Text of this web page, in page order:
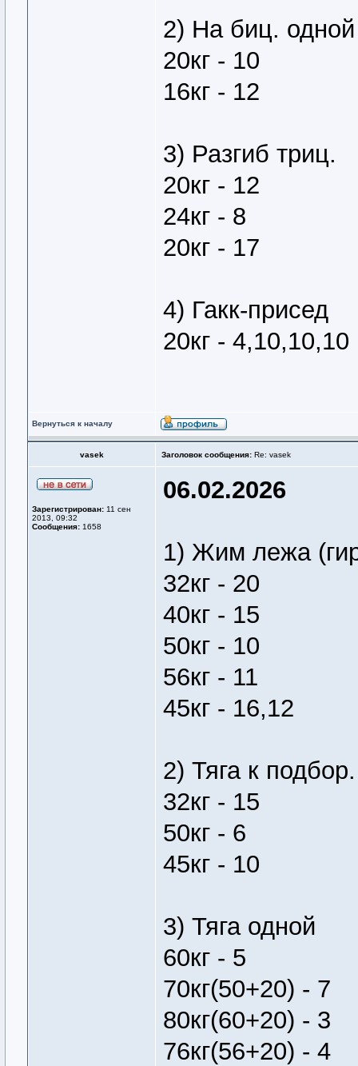
2) На биц. одной
20кг - 10
16кг - 12
3) Разгиб триц.
20кг - 12
24кг - 8
20кг - 17
4) Гакк-присед
20кг - 4,10,10,10
Вернуться к началу
vasek Заголовок сообщения: Re: vasek
Зарегистрирован: 11 сен
2013, 09:32
Сообщения: 1658
06.02.2026
1) Жим лежа
32кг - 20
40кг - 15
50кг - 10
56кг - 11
45кг - 16,12
2) Тяга к подбор.
32кг - 15
50кг - 6
45кг - 10
3) Тяга одной
60кг - 5
70кг(50+20) - 7
80кг(60+20) - 3
76кг(56+20) - 4